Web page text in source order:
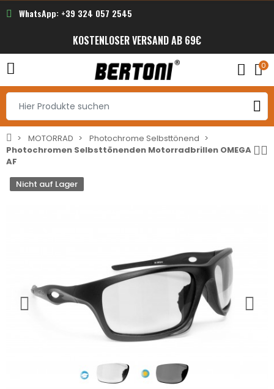
WhatsApp: +39 324 057 2545
KOSTENLOSER VERSAND AB 69€
0
MOTORRAD
Photochrome Selbsttönend
Photochromen Selbsttönenden Motorradbrillen OMEGA
AF
Nicht auf Lager